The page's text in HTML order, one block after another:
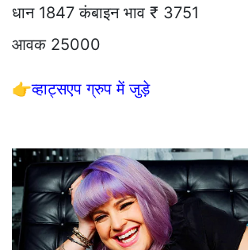
धान 1847 कंबाइन भाव ₹ 3751
आवक 25000
👉व्हाट्सएप ग्रुप में जुड़े